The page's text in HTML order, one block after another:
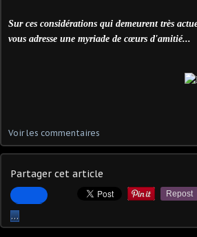
Sur ces considérations qui demeurent très
vous adresse une myriade de cœurs d'amitié...
Voir les commentaires
Partager cet article
Repost
…